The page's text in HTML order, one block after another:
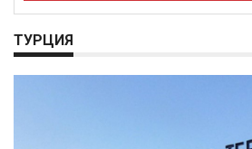
ТУРЦИЯ